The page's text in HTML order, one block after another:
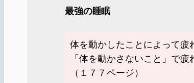
最強の睡眠
体を動かしたことによって疲
「体を動かさないこと」で疲
（１７７ページ）